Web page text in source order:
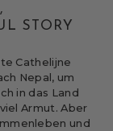
STORY
Cathelijne
Nepal, um
in das Land
Armut. Aber
und